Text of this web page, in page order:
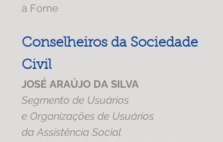
à Fome
Conselheiros da Sociedade
Civil
JOSÉ ARAÚJO DA SILVA
Segmento de Usuários
e Organizações de Usuários
da Assistência Social